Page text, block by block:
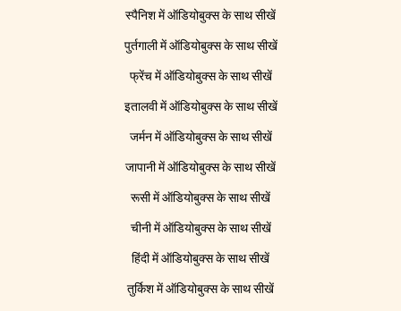
स्पैनिश में ऑडियोबुक्स के साथ सीखें
पुर्तगाली में ऑडियोबुक्स के साथ सीखें
फ्रेंच में ऑडियोबुक्स के साथ सीखें
इतालवी में ऑडियोबुक्स के साथ सीखें
जर्मन में ऑडियोबुक्स के साथ सीखें
जापानी में ऑडियोबुक्स के साथ सीखें
रूसी में ऑडियोबुक्स के साथ सीखें
चीनी में ऑडियोबुक्स के साथ सीखें
हिंदी में ऑडियोबुक्स के साथ सीखें
तुर्किश में ऑडियोबुक्स के साथ सीखें